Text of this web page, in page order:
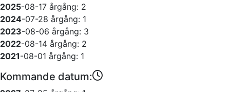
2025-08-17 årgång: 2
2024-07-28 årgång: 1
2023-08-06 årgång: 3
2022-08-14 årgång: 2
2021-08-01 årgång: 1
Kommande datum: